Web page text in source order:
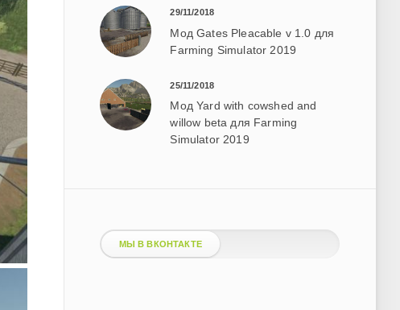
29/11/2018
Мод Gates Pleacable v 1.0 для
Farming Simulator 2019
25/11/2018
Мод Yard with cowshed and
willow beta для Farming
Simulator 2019
МЫ В ВКОНТАКТЕ